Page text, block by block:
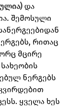
და
შემოსული
რითაც
მცირე
ნერგებს
ყველა ხეს